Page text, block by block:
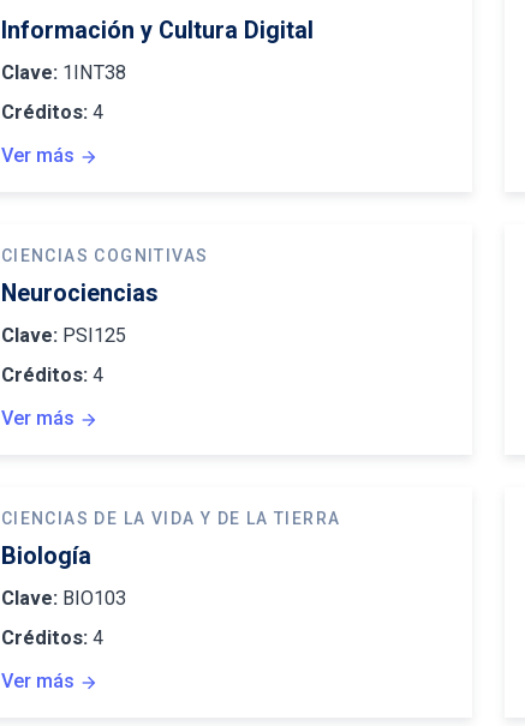
Información y Cultura Digital
Clave:1INT38
Créditos:4
Ver más arrow_forward
CIENCIAS COGNITIVAS
Neurociencias
Clave:PSI125
Créditos:4
Ver más arrow_forward
CIENCIAS DE LA VIDA Y DE LA TIERRA
Biología
Clave:BIO103
Créditos:4
Ver más arrow_forward